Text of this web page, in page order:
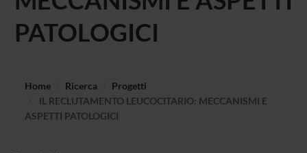
PATOLOGICI
Home Ricerca
Progetti
IL RECLUTAMENTO LEUCOCITARIO: MECCANISMI E
ASPETTI PATOLOGICI